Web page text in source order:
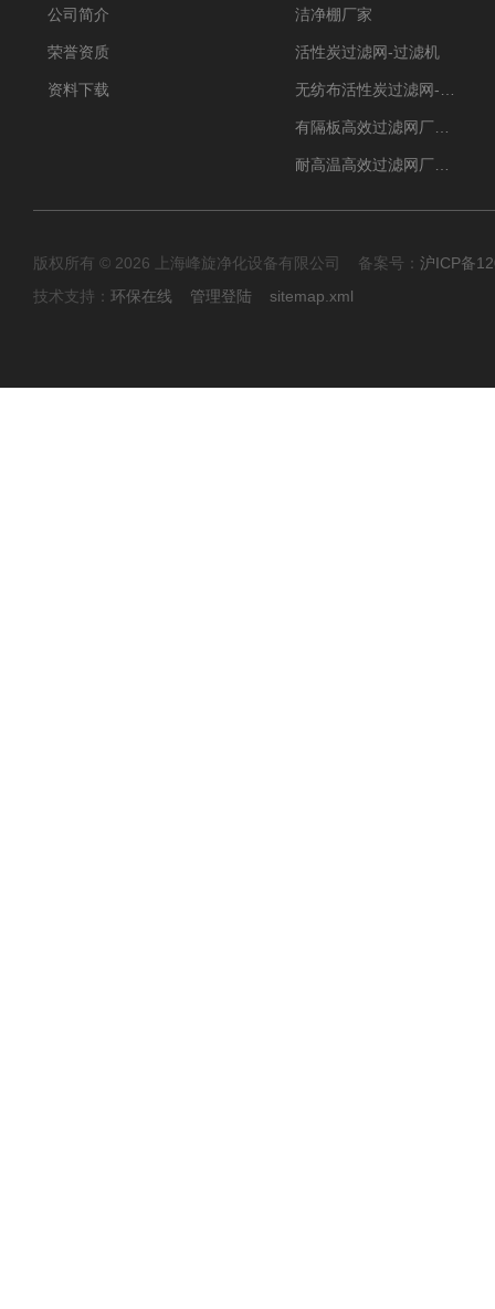
公司简介
荣誉资质
资料下载
洁净棚厂家
活性炭过滤网-过滤机
版权所有 © 2026 上海峰旋净化设备有限公司 备案号： 沪ICP备
技术支持： 环保在线 管理登陆 sitemap.xml